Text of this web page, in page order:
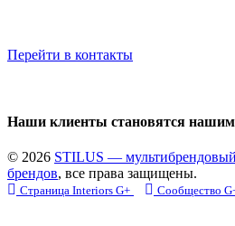
Перейти в контакты
Наши клиенты становятся
© 2026 STILUS —
брендов, все права защищены.
Страница Interiors G+ Сообщество